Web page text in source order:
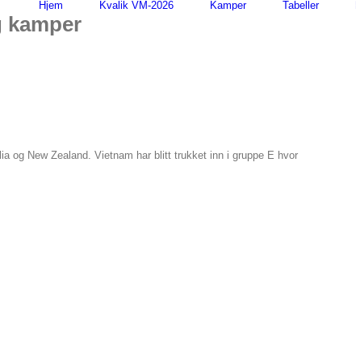
Hjem Kvalik VM-2026 Kamper Tabeller
kamper
og New Zealand. Vietnam har blitt trukket inn i gruppe E hvor